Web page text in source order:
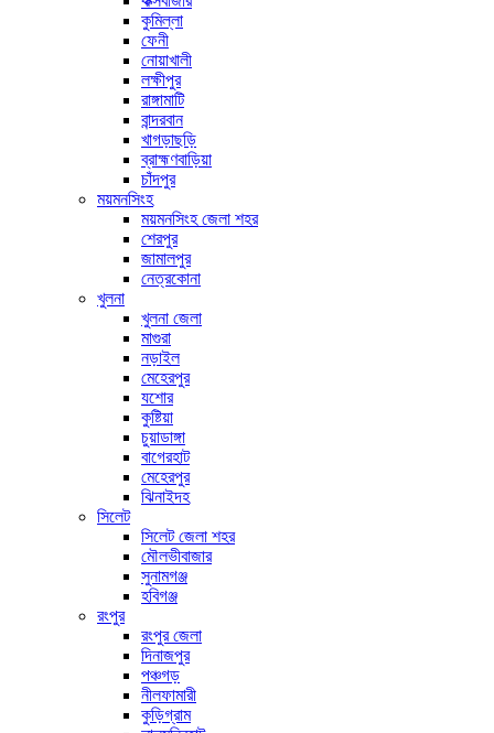
কুমিল্লা
ফেনী
নোয়াখালী
লক্ষীপুর
রাঙ্গামাটি
বান্দরবান
খাগড়াছড়ি
ব্রাহ্মণবাড়িয়া
চাঁদপুর
ময়মনসিংহ
ময়মনসিংহ জেলা শহর
শেরপুর
জামালপুর
নেত্রকোনা
খুলনা
খুলনা জেলা
মাগুরা
নড়াইল
মেহেরপুর
যশোর
কুষ্টিয়া
চুয়াডাঙ্গা
বাগেরহাট
মেহেরপুর
ঝিনাইদহ
সিলেট
সিলেট জেলা শহর
মৌলভীবাজার
সুনামগঞ্জ
হবিগঞ্জ
রংপুর
রংপুর জেলা
দিনাজপুর
পঞ্চগড়
নীলফামারী
কুড়িগ্রাম